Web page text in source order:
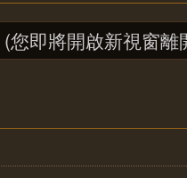
(您即將開啟新視窗離